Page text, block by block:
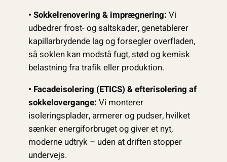
• Sokkelrenovering & imprægnering: Vi
udbedrer frost- og saltskader, genetablerer
kapillarbrydende lag og forsegler overfladen,
så soklen kan modstå fugt, stød og kemisk
belastning fra trafik eller produktion.
• Facadeisolering (ETICS) & efterisolering af
sokkelovergange: Vi monterer
isoleringsplader, armerer og pudser, hvilket
sænker energiforbruget og giver et nyt,
moderne udtryk – uden at driften stopper
undervejs.